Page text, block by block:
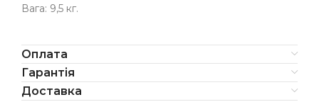
Вага: 9,5 кг.
Оплата
Гарантія
Доставка